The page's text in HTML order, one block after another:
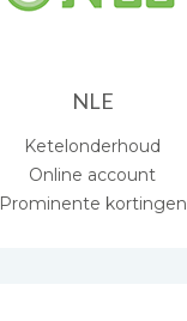
NLE
Ketelonderhoud
Online account
Prominente kortingen